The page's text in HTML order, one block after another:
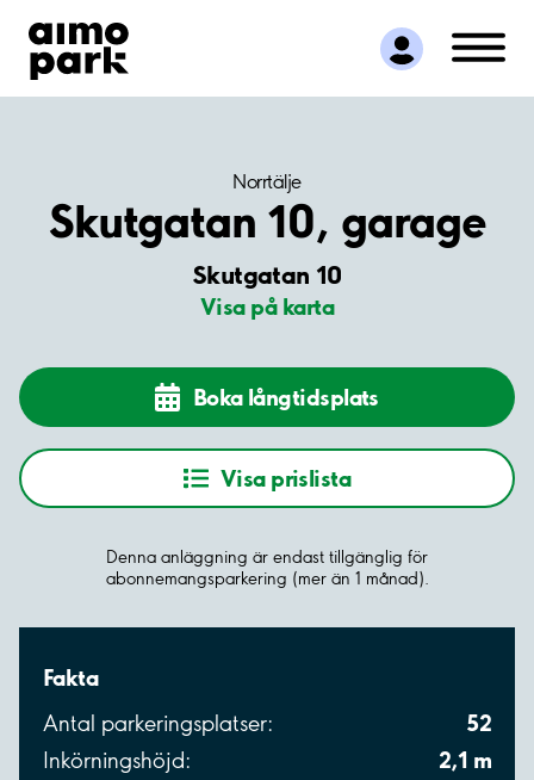
Hitta parkering
Samarbete
Kundservice
Norrtälje
Skutgatan 10, garage
Skutgatan 10
Visa på karta
Boka långtidsplats
Visa prislista
Denna anläggning är endast tillgänglig för
abonnemangsparkering (mer än 1 månad).
Fakta
Antal parkeringsplatser: 52
Inkörningshöjd: 2,1 m